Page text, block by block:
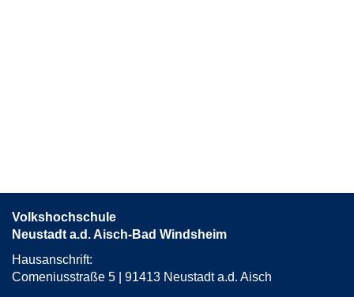
Volkshochschule
Neustadt a.d. Aisch-Bad Windsheim
Hausanschrift:
Comeniusstraße 5 | 91413 Neustadt a.d. Aisch